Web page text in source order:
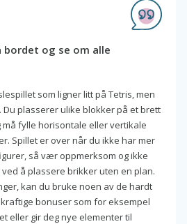
bordet og se om alle
som ligner litt på Tetris, men
Du plasserer ulike blokker på et brett
må fylle horisontale eller vertikale
Spillet er over når du ikke har mer
så vær oppmerksom og ikke
å plassere brikker uten en plan.
kan du bruke noen av de hardt
bonuser som for eksempel
eller gir deg nye elementer til